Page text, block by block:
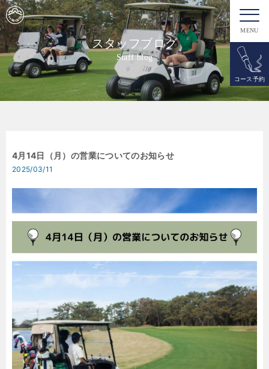
MENU
コース予約
スタッフブログ
Staff blog
4月14日（月）の営業についてのお知らせ
2025/03/11